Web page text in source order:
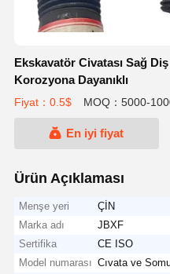
Ekskavatör Civatası Sağ
Korozyona Dayanıklı
Fiyat：0.5$ MOQ：5000-
En iyi fiyat
Ürün Açıklaması
Menşe yeri
ÇİN
Marka adı
JBXF
Sertifika
CE ISO
Model numarası Cıvata ve